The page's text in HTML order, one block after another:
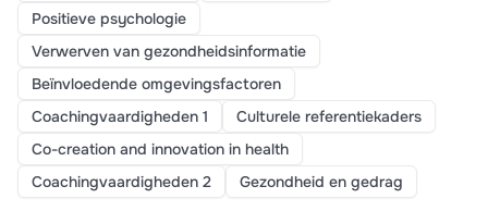
Positieve psychologie
Verwerven van gezondheidsinformatie
Beïnvloedende omgevingsfactoren
Coachingvaardigheden 1
Culturele referentiekaders
Co-creation and innovation in health
Coachingvaardigheden 2
Gezondheid en gedrag